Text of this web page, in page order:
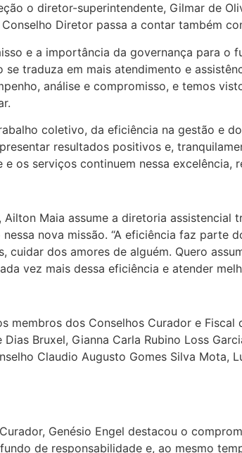
o diretor-superintendente, Gilmar de
Diretor passa a contar também
e a importância da governança para o
se traduza em mais atendimento e
análise e compromisso, e temos
coletivo, da eficiência na gestão e
resultados positivos e,
os serviços continuem nessa
Maia assume a diretoria
nova missão. “A eficiência faz
cuidar dos amores de alguém. Quero
vez mais dessa eficiência e atender
membros dos Conselhos Curador e
Bruxel, Gianna Carla Rubino Loss
Claudio Augusto Gomes Silva Mota,
Genésio Engel destacou o
de responsabilidade e, ao mesmo